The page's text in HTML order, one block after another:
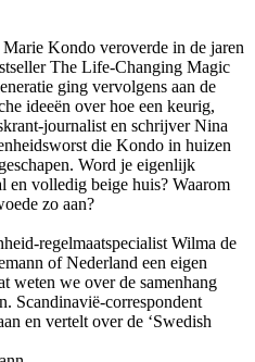
Kondo veroverde in de jaren
The Life-Changing Magic
ging vervolgens aan de
ideeën over hoe een keurig,
journalist en schrijver Nina
die Kondo in huizen
Word je eigenlijk
en volledig beige huis? Waarom
zo aan?
regelmaatspecialist Wilma de
of Nederland een eigen
weten we over de samenhang
Scandinavië-correspondent
en vertelt over de ‘Swedish